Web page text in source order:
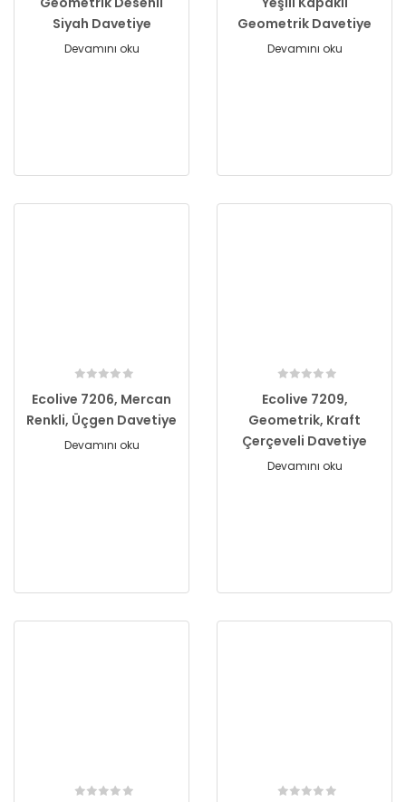
Siyah Davetiye
Devamını oku
Geometrik Davetiye
Devamını oku
Ecolive 7206, Mercan
Renkli, Üçgen Davetiye
Devamını oku
Ecolive 7209,
Geometrik, Kraft
Çerçeveli Davetiye
Devamını oku